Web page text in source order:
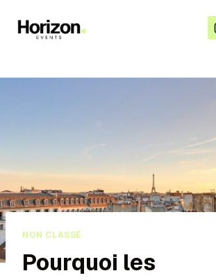
NON CLASSÉ
Pourquoi les